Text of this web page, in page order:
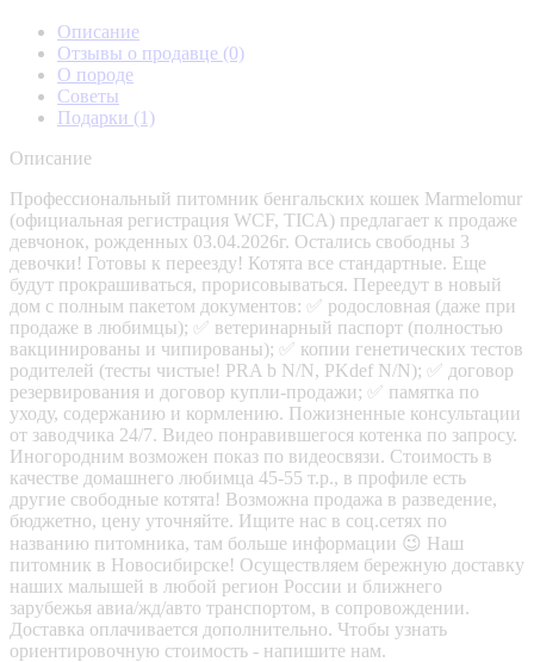
Описание
Отзывы о продавце (0)
О породе
Советы
Подарки (1)
Описание
Профессиональный питомник бенгальских кошек Marmelomur
(официальная регистрация WCF, TICA) предлагает к продаже
девчонок, рожденных 03.04.2026г. Остались свободны 3
девочки! Готовы к переезду! Котята все стандартные. Еще
будут прокрашиваться, прорисовываться. Переедут в новый
дом с полным пакетом документов: ✅ родословная (даже при
продаже в любимцы); ✅ ветеринарный паспорт (полностью
вакцинированы и чипированы); ✅ копии генетических тестов
родителей (тесты чистые! PRA b N/N, PKdef N/N); ✅ договор
резервирования и договор купли-продажи; ✅ памятка по
уходу, содержанию и кормлению. Пожизненные консультации
от заводчика 24/7. Видео понравившегося котенка по запросу.
Иногородним возможен показ по видеосвязи. Стоимость в
качестве домашнего любимца 45-55 т.р., в профиле есть
другие свободные котята! Возможна продажа в разведение,
бюджетно, цену уточняйте. Ищите нас в соц.сетях по
названию питомника, там больше информации 😉 Наш
питомник в Новосибирске! Осуществляем бережную доставку
наших малышей в любой регион России и ближнего
зарубежья авиа/жд/авто транспортом, в сопровождении.
Доставка оплачивается дополнительно. Чтобы узнать
ориентировочную стоимость - напишите нам.